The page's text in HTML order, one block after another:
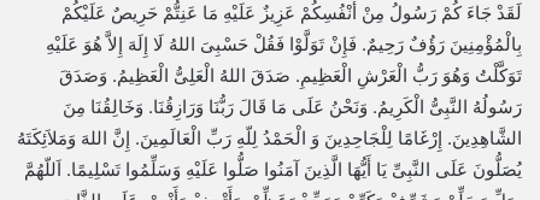
لَقَدْ جَاءَ كُمْ رَسُولُ مِنْ أَنْفُسِكُمْ عَزِيزٌ عَلَيْهِ مَا عَنِتُّمْ حَرِيصٌ عَلَيْكُمْ
بِالْمُؤْمِنِينَ رَؤُفٌ رَحِيمٌ. فَإِنْ تَوَلَّوْا فَقُلْ حَسْبِىَ اللهُ لَا إِلَهَ إِلاَّ هُوَ عَلَيْهِ
تَوَكَّلْتُ وَهُوَ رَبُّ الْعَرْشِ الْعَظِيمِ. صَدَقَ اللهُ الْعَلِىُّ الْعَظِيمُ. وَصَدَقَ
رَسُولُهُ النَّبِىُّ الْكَرِيمُ. وَنَحْنُ عَلَى مَا قَالَ رَبُّنَا وَرَازِقُنَا. وَخَالِقُنَا مِنَ
الشَّاهِدِينَ. إِرْغَامًا لِلْجَاحِدِينَ وَ الْحَمْدُ لِلّهِ رَبِّ الْعَالَمِينَ. إِنَّ اللهَ وَمَلاَئِكَتَهُ
يُصَلُّونَ عَلَى النَّبِىِّ يَا أَيُّهَا الَّذِينَ آمَنُوا صَلُّوا عَلَيْهِ وَسَلِّمُوا تَسْلِيمًا. اَللّهُمَّ